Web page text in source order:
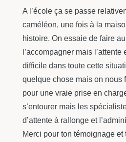
A l’école ça se passe
caméléon, une fois à la
histoire. On essaie de faire
l’accompagner mais
difficile dans toute cette
quelque chose mais on nous
pour une vraie prise en
s’entourer mais les
d’attente à rallonge et
Merci pour ton témoignage